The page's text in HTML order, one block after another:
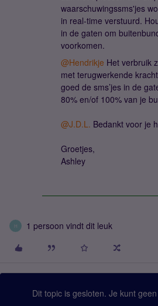
waarschuwingssms'jes
in real-time verstuurd.
in de gaten om
voorkomen.
@Hendrikje Het verbruik
met terugwerkende
goed de sms’jes in de
80% en/of 100% van je
@J.D.L. Bedankt voor je
Groetjes,
Ashley
H 1 persoon vindt dit leuk
Dit topic is gesloten. Je kunt